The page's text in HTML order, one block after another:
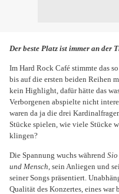
Der beste Platz ist immer an der
Im Hard Rock Café stimmte das
bis auf die ersten beiden Reihen
kein Highlight, dafür hätte das
Verborgenen abspielte nicht
waren da ja die drei
Stücke spielen, wie viele Stücke
klingen?
Die Spannung wuchs während
und Mensch , sein Anliegen und
seiner Songs präsentiert.
Qualität des Konzertes, eines war